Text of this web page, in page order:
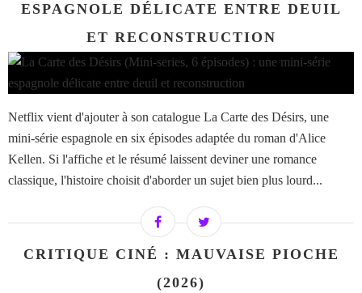
ESPAGNOLE DÉLICATE ENTRE DEUIL
ET RECONSTRUCTION
Netflix vient d'ajouter à son catalogue La Carte des Désirs, une
mini-série espagnole en six épisodes adaptée du roman d'Alice
Kellen. Si l'affiche et le résumé laissent deviner une romance
classique, l'histoire choisit d'aborder un sujet bien plus lourd...
CRITIQUE CINÉ : MAUVAISE PIOCHE
(2026)